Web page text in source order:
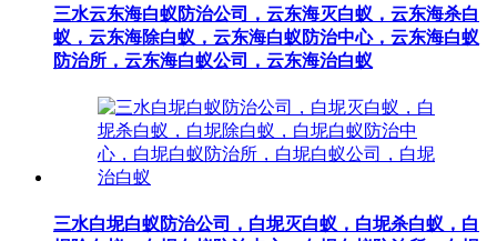
三水云东海白蚁防治公司，云东海灭白蚁，云东海杀白
蚁，云东海除白蚁，云东海白蚁防治中心，云东海白蚁
防治所，云东海白蚁公司，云东海治白蚁
三水白坭白蚁防治公司，白坭灭白蚁，白坭杀白蚁，白